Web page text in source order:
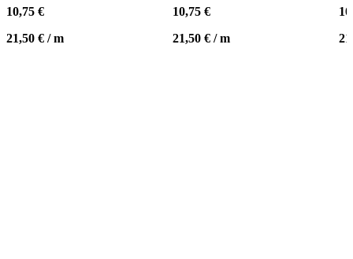
10,75 €
21,50 € /m
10,75 €
21,50 € /m